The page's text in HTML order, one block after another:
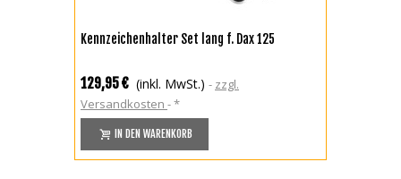
Kennzeichenhalter Set lang f. Dax 125
129,95 € (inkl. MwSt.)
zzgl.
Versandkosten
*
IN DEN WARENKORB